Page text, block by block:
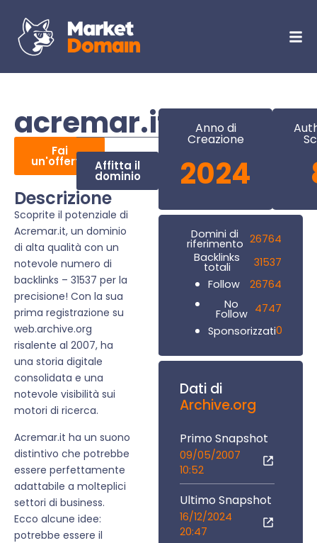
acremar.it
Fai
un'offerta Affitta il
dominio
Descrizione
Scoprite il potenziale di
Acremar.it, un dominio
di alta qualità con un
notevole numero di
backlinks – 31537 per la
precisione! Con la sua
prima registrazione su
web.archive.org
risalente al 2007, ha
una storia digitale
consolidata e una
notevole visibilità sui
motori di ricerca.
Acremar.it ha un suono
distintivo che potrebbe
essere perfettamente
adattabile a molteplici
settori di business.
Ecco alcune idee:
potrebbe essere il
Anno di
Creazione
2024
Domini di
riferimento 26764
Backlinks
totali
31537
Follow
26764
No
Follow 4747
Sponsorizzati0
Dati di
Archive.org
Primo Snapshot
09/05/2007
10:52
Ultimo Snapshot
16/12/2024
20:47